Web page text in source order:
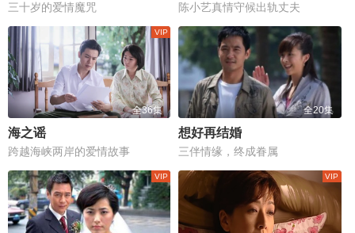
三十岁的爱情魔咒 陈小艺真情守候出轨丈夫
全36集
海之谣
跨越海峡两岸的爱情故事
全20集
想好再结婚
三伴情缘，终成眷属